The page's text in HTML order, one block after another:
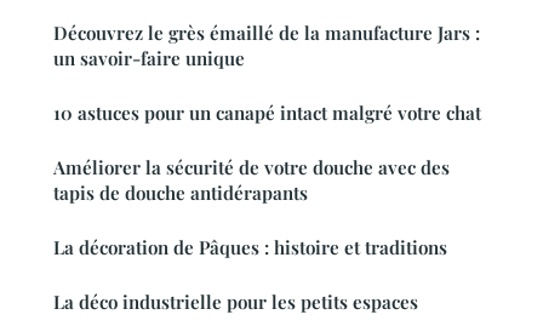
Découvrez le grès émaillé de la manufacture Jars :
un savoir-faire unique
10 astuces pour un canapé intact malgré votre chat
Améliorer la sécurité de votre douche avec des
tapis de douche antidérapants
La décoration de Pâques : histoire et traditions
La déco industrielle pour les petits espaces